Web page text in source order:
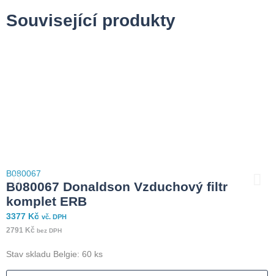
Související produkty
B080067
B080067 Donaldson Vzduchový filtr
komplet ERB
3377 Kč vč. DPH
2791 Kč bez DPH
Stav skladu Belgie: 60 ks